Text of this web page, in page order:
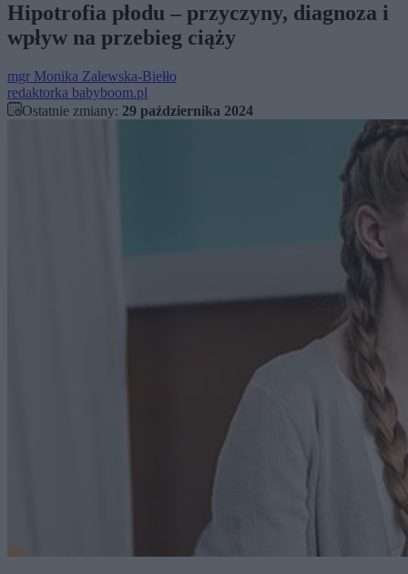
Hipotrofia płodu – przyczyny, diagnoza i
wpływ na przebieg ciąży
mgr Monika Zalewska-Biełło
redaktorka babyboom.pl
Ostatnie zmiany: 29 października 2024